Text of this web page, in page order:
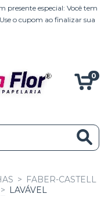
presente especial: Você tem
o cupom ao finalizar sua
0
> FABER-CASTELL
> LAVÁVEL